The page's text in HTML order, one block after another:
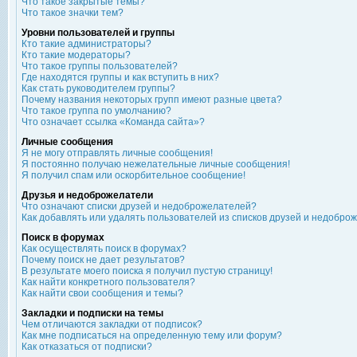
Что такое значки тем?
Уровни пользователей и группы
Кто такие администраторы?
Кто такие модераторы?
Что такое группы пользователей?
Где находятся группы и как вступить в них?
Как стать руководителем группы?
Почему названия некоторых групп имеют разные цвета?
Что такое группа по умолчанию?
Что означает ссылка «Команда сайта»?
Личные сообщения
Я не могу отправлять личные сообщения!
Я постоянно получаю нежелательные личные сообщения!
Я получил спам или оскорбительное сообщение!
Друзья и недоброжелатели
Что означают списки друзей и недоброжелателей?
Как добавлять или удалять пользователей из списков друзей и
Поиск в форумах
Как осуществлять поиск в форумах?
Почему поиск не дает результатов?
В результате моего поиска я получил пустую страницу!
Как найти конкретного пользователя?
Как найти свои сообщения и темы?
Закладки и подписки на темы
Чем отличаются закладки от подписок?
Как мне подписаться на определенную тему или форум?
Как отказаться от подписки?